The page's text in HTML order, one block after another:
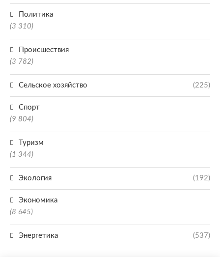
Политика
(3 310)
Происшествия
(3 782)
Сельское хозяйство (225)
Спорт
(9 804)
Туризм
(1 344)
Экология (192)
Экономика
(8 645)
Энергетика (537)